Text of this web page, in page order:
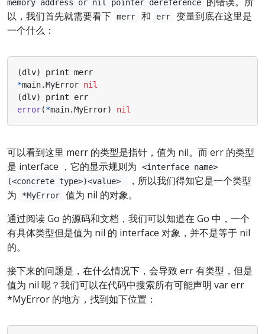
memory address or nil pointer dereference
以，我们首先就需要看下 merr 和 err
变量到底在这里是
一个什么：
(dlv) print merr
*main.MyError nil
(dlv) print
err
error(*main.MyError) nil
可以看到这里 merr 的类型是指针，值为 nil。而 err 的类型
是 interface ，它的显示规则为
<interface name>
(<concrete type>)<value>
，所以我们得知它是一个类型
为
*MyError
值为 nil 的对象。
通过阅读 Go 的源码和文档，我们可以知道在 Go 中，一个
有具体类型但是值为 nil 的 interface 对象，并不是等于 nil
的。
接下来的问题是，在什么情况下，会导致 err 有类型，但是
值为 nil 呢？我们可以在代码中搜索所有可能声明 var err
*MyError 的地方，找到如下位置：